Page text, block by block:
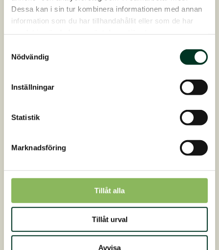
Dessa kan i sin tur kombinera informationen med annan
information som du har tillhandahållit eller som de har
Nödvändig
Inställningar
Statistik
Marknadsföring
Tillåt alla
Tillåt urval
Avvisa
mag- och tarmslemhinnans celler),Gastro
Relief Beet(slemhinneskydd och fibrer för
buffrande effekt),Gastro Relief Oil
LinuStar
Om du är osäker på hur du bäst stödjer din
rådgivareför att få en
och
vägledning i din hästs dagliga management. Det
är helt gratis!